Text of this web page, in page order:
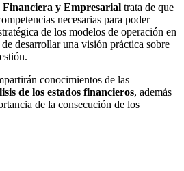
Financiera y Empresarial trata de que
necesarias para poder
de los modelos de operación en
desarrollar una visión práctica sobre
conocimientos de las
de los estados financieros, además
de la consecución de los